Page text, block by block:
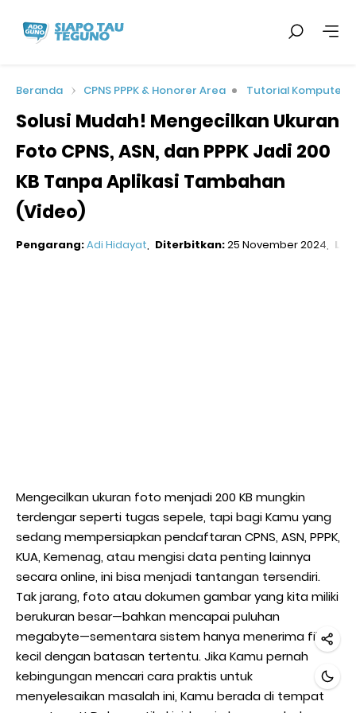
Beranda CPNS PPPK & Honorer Area Tutorial Komputer
Solusi Mudah! Mengecilkan Ukuran
Foto CPNS, ASN, dan PPPK Jadi 200
KB Tanpa Aplikasi Tambahan
(Video)
Pengarang:Adi Hidayat Diterbitkan:25 November 2024
Mengecilkan ukuran foto menjadi 200 KB mungkin
terdengar seperti tugas sepele, tapi bagi Kamu yang
sedang mempersiapkan pendaftaran CPNS, ASN, PPPK,
KUA, Kemenag, atau mengisi data penting lainnya
secara online, ini bisa menjadi tantangan tersendiri.
Tak jarang, foto atau dokumen gambar yang kita miliki
berukuran besar—bahkan mencapai puluhan
megabyte—sementara sistem hanya menerima file
kecil dengan batasan tertentu. Jika Kamu pernah
kebingungan mencari cara praktis untuk
menyelesaikan masalah ini, Kamu berada di tempat